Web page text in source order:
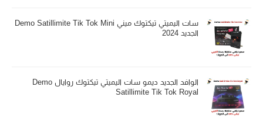
سات اليميتي تيكتوك ميني Demo Satillimite Tik Tok Mini
الجديد 2024
الوافد الجديد ديمو سات اليميتي تيكتوك روايال Demo
Satillimite Tik Tok Royal